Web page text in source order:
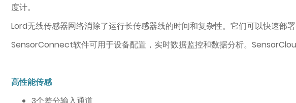
度计。
Lord无线传感器网络消除了运行长传感器线的时间和复杂性。它们可以快速部
SensorConnect软件可用于设备配置，实时数据监控和数据分析。
高性能传感